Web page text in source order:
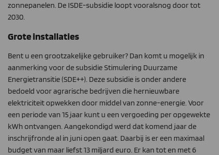
zonnepanelen. De ISDE-subsidie loopt vooralsnog door tot
2030.
Grote installaties
Bent u een grootzakelijke gebruiker? Dan komt u mogelijk in
aanmerking voor de subsidie Stimulering Duurzame
Energietransitie (SDE++). Deze subsidie is onder andere
bedoeld voor agrarische bedrijven die hernieuwbare
elektriciteit opwekken door middel van zonne-energie. Voor
een periode van 15 jaar kunt u een vergoeding per opgewekte
kWh ontvangen. Aangekondigd werd dat komend jaar de
inschrijfronde al in juni open gaat. Daarbij is er een maximaal
budget van maar liefst 13 miljard euro. Er kan tot en met 6